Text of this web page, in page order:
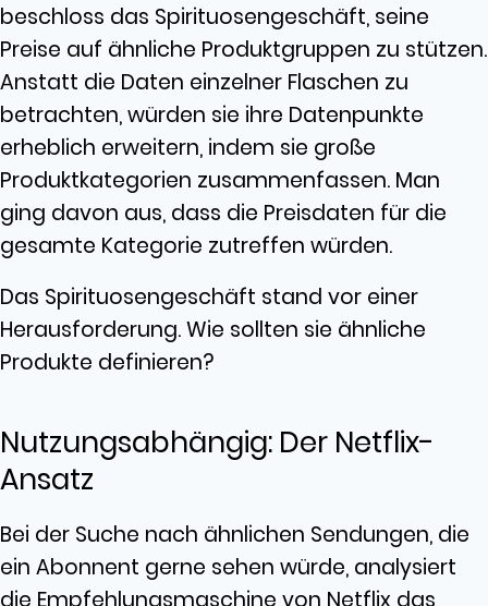
beschloss das Spirituosengeschäft, seine
Preise auf ähnliche Produktgruppen zu stützen.
Anstatt die Daten einzelner Flaschen zu
betrachten, würden sie ihre Datenpunkte
erheblich erweitern, indem sie große
Produktkategorien zusammenfassen. Man
ging davon aus, dass die Preisdaten für die
gesamte Kategorie zutreffen würden.
Das Spirituosengeschäft stand vor einer
Herausforderung. Wie sollten sie ähnliche
Produkte definieren?
Nutzungsabhängig: Der Netflix-
Ansatz
Bei der Suche nach ähnlichen Sendungen, die
ein Abonnent gerne sehen würde, analysiert